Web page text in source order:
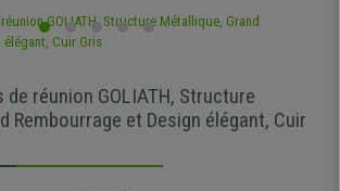
de réunion GOLIATH, Structure
Rembourrage et Design élégant, Cuir